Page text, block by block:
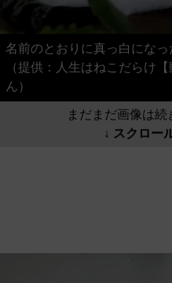
名前のとおりに真っ白にな
（提供：人生はねこだらけ
ん）
まだまだ画像は続
↓ スクロー